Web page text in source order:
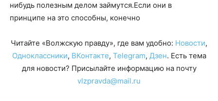
нибудь полезным делом займутся.Если они в
принципе на это способны, конечно
Читайте «Волжскую правду», где вам удобно: Новости,
Одноклассники, ВКонтакте, Telegram, Дзен. Есть тема
для новости? Присылайте информацию на почту
vlzpravda@mail.ru